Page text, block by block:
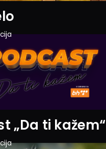
„Da ti kažem“